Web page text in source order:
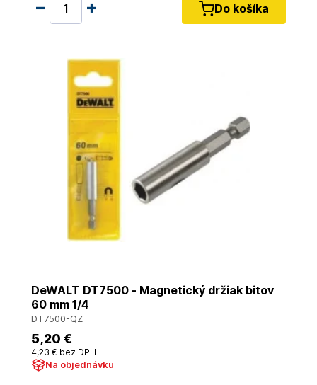
Do košíka
DeWALT DT7500 - Magnetický držiak bitov
60 mm 1/4
DT7500-QZ
5,20 €
4,23 € bez DPH
Na objednávku